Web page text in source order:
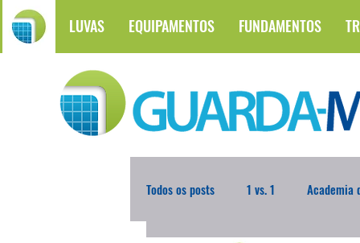
LUVAS EQUIPAMENTOS FUNDAMENTOS
Todos os posts 1 vs. 1 Academia